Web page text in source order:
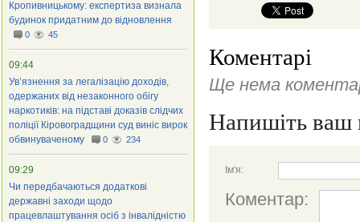
Коментарі
Ще нема
Напишіть ваш
Ім'я:
Коментар:
Кропивницькому: експертиза визнала
будинок придатним до відновлення
0 45
09:44
Ув’язнення за легалізацію доходів,
одержаних від незаконного обігу
наркотиків: на підставі доказів слідчих
поліції Кіровоградщини суд виніс вирок
обвинуваченому
0 234
09:29
Чи передбачаються додаткові
державні заходи щодо
працевлаштування осіб з інвалідністю